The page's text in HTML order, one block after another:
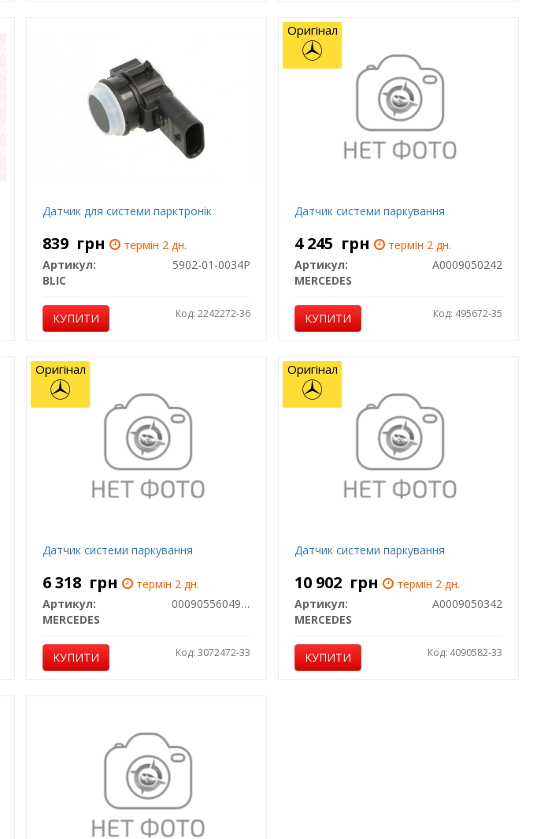
Датчик для системи парктронік
839 грн
термін 2 дн.
Артикул:
5902-01-0034P
BLIC
КУПИТИ Код: 2242272-36
Датчик системи паркування
4 245 грн
термін 2 дн.
Артикул:
A0009050242
MERCEDES
КУПИТИ Код: 495672-35
Оригінал
Датчик системи паркування
6 318 грн
термін 2 дн.
Артикул:
00090556049999
MERCEDES
КУПИТИ Код: 3072472-33
Оригінал
Датчик системи паркування
10 902 грн
термін 2 дн.
Артикул:
A0009050342
MERCEDES
КУПИТИ Код: 4090582-33
Оригінал